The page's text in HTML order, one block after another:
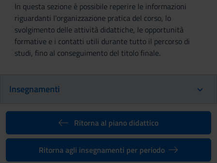
In questa sezione è possibile reperire le informazioni
riguardanti l'organizzazione pratica del corso, lo
svolgimento delle attività didattiche, le opportunità
formative e i contatti utili durante tutto il percorso di
studi, fino al conseguimento del titolo finale.
Insegnamenti
Ritorna al piano didattico
Ritorna agli insegnamenti per periodo